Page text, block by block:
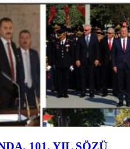
101. YIL SÖZÜ